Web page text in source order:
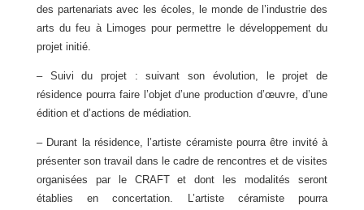
des partenariats avec les écoles, le monde de l’industrie des
arts du feu à Limoges pour permettre le développement du
projet initié.
– Suivi du projet : suivant son évolution, le projet de
résidence pourra faire l’objet d’une productiond’œuvre, d’une
édition et d’actions de médiation.
– Durant la résidence, l’artiste céramiste pourra être invité à
présenter son travail dans le cadre de rencontres et de visites
organisées par le CRAFT et dont les modalités seront
établies en concertation. L’artiste céramiste pourra